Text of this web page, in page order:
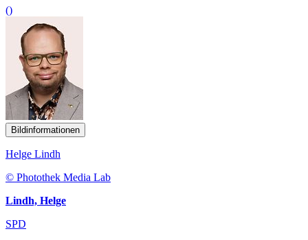
()
Bildinformationen
Helge Lindh
© Photothek Media Lab
Lindh, Helge
SPD